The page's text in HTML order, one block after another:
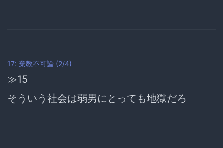
17: 棄教不可論 (2/4)
≫15
そういう社会は弱男にとっても地獄だろ